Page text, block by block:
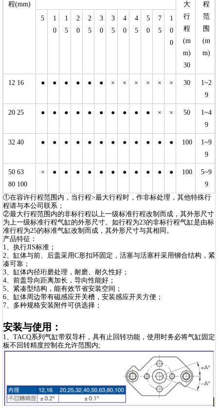
程(mm)
大
行
程
(m
m)
30
程
范
围
(m
m)
5
1
0
1
5
2
0
2
5
3
0
3
5
4
0
4
5
5
0
7
5
1
0
0
12 16 ● ● ● ● ● ● × × × × × × 30
1~2
9
20 25 ● ● ● ● ● ● ● ● ● ● × × 50
1~4
9
32 40 ● ● ● ● ● ● ● ● ● ● ● ● 100
1~9
9
50 63
80 100
× ● ● ● ● ● ● ● ● ● ● ● 100
5~9
9
①在容许行程范围内，当行程>最大行程时，作非标处理，其他特殊行
程请与本公司联系；
②最大行程范围内的非标行程以上一级标准行程改制而成，其外形尺寸
为上一级标准行程气缸的外形尺寸。如行程为23的非标行程气缸是由标
准行程为25的标准气缸改制而成，其外形尺寸与其相同。
产品特征：
1、执行JIS标准；
2、缸体与前、后盖采用C形扣环固定，活塞与活塞杆采用铆合结构，紧
凑可靠；
3、缸体内径珩磨处理，耐磨、耐久性好；
4、前盖导向距离加长，导向性能好；
5、紧凑型结构，能有效节省安装空间；
6、缸体周边带有磁感应开关槽，安装感应开关方便；
7、多种规格安装附件可供选择；
安装与使用：
1、TACQ系列气缸带双导杆，具有止回转功能，使用时务必将气缸固定
板不回转精度控制在允许范围内;